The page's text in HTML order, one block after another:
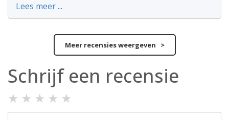
Lees meer ...
Meer recensies weergeven >
Schrijf een recensie
★ ★ ★ ★ ★